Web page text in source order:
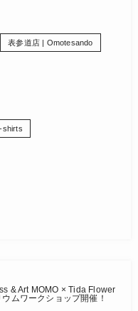
表参道店 | Omotesando
shirts
& Art MOMO × Tida Flower
ムワークショップ開催！